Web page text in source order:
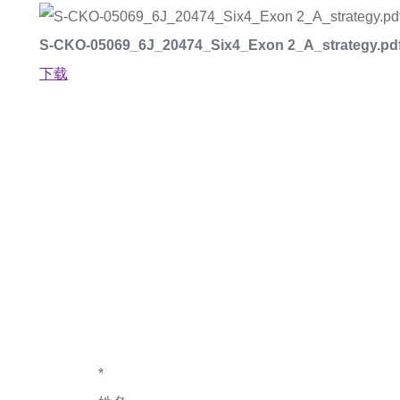
S-CKO-05069_6J_20474_Six4_Exon
下载
*